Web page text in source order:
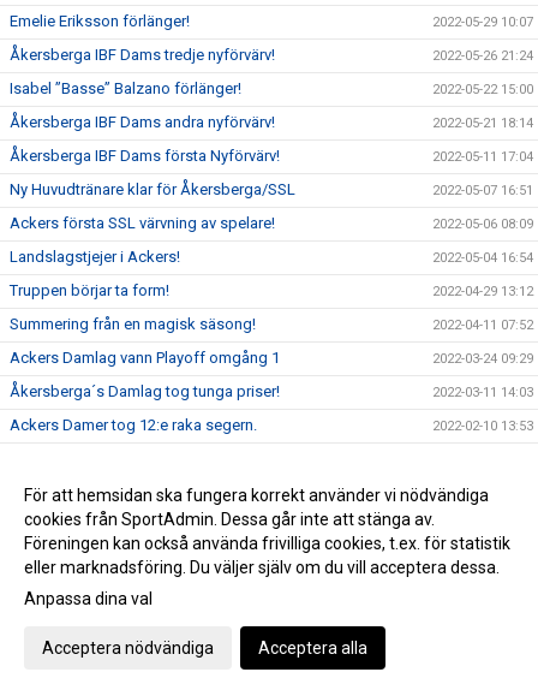
Emelie Eriksson förlänger! 2022-05-29 10:07
Åkersberga IBF Dams tredje nyförvärv! 2022-05-26 21:24
Isabel ”Basse” Balzano förlänger! 2022-05-22 15:00
Åkersberga IBF Dams andra nyförvärv! 2022-05-21 18:14
Åkersberga IBF Dams första Nyförvärv! 2022-05-11 17:04
Ny Huvudtränare klar för Åkersberga/SSL 2022-05-07 16:51
Ackers första SSL värvning av spelare! 2022-05-06 08:09
Landslagstjejer i Ackers! 2022-05-04 16:54
Truppen börjar ta form! 2022-04-29 13:12
Summering från en magisk säsong! 2022-04-11 07:52
Ackers Damlag vann Playoff omgång 1 2022-03-24 09:29
Åkersberga´s Damlag tog tunga priser! 2022-03-11 14:03
Ackers Damer tog 12:e raka segern. 2022-02-10 13:53
Ackers Dam upp på kvalplatsen! 2021-11-12 06:22
Smakstart för Damlaget 2021-09-27 17:28
Gå till Webbversion
För att hemsidan ska fungera korrekt använder vi nödvändiga
cookies från SportAdmin. Dessa går inte att stänga av.
Föreningen kan också använda frivilliga cookies, t.ex. för statistik
eller marknadsföring. Du väljer själv om du vill acceptera dessa.
Anpassa dina val
Acceptera nödvändiga Acceptera alla